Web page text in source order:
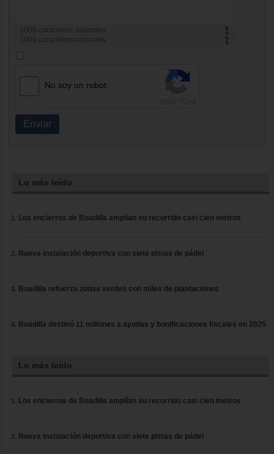
1000
caracteres restantes
1000
caracteres restantes
No soy un robot
Enviar
Lo más leído
Los encierros de Boadilla amplían su recorrido casi cien metros
Nueva instalación deportiva con siete pistas de pádel
Boadilla refuerza zonas verdes con miles de plantaciones
Boadilla destinó 11 millones a ayudas y bonificaciones fiscales en 2025
Lo más leído
Los encierros de Boadilla amplían su recorrido casi cien metros
Nueva instalación deportiva con siete pistas de pádel